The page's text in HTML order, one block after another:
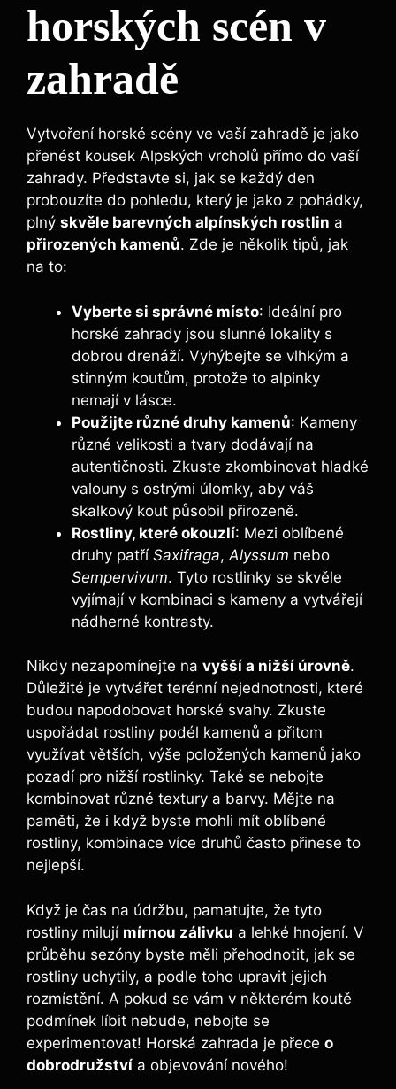
horských scén v
zahradě
Vytvoření horské scény ve vaší zahradě je jako
přenést kousek Alpských vrcholů přímo do vaší
zahrady. Představte si, jak se každý den
probouzíte do pohledu, který je jako z pohádky,
plný skvěle barevných alpínských rostlin a
přirozených kamenů. Zde je několik tipů, jak
na to:
Vyberte si správné místo: Ideální pro
horské zahrady jsou slunné lokality s
dobrou drenáží. Vyhýbejte se vlhkým a
stinným koutům, protože to alpinky
nemají v lásce.
Použijte různé druhy kamenů: Kameny
různé velikosti a tvary dodávají na
autentičnosti. Zkuste zkombinovat hladké
valouny s ostrými úlomky, aby váš
skalkový kout působil přirozeně.
Rostliny, které okouzlí: Mezi oblíbené
druhy patří Saxifraga, Alyssum nebo
Sempervivum. Tyto rostlinky se skvěle
vyjímají v kombinaci s kameny a vytvářejí
nádherné kontrasty.
Nikdy nezapomínejte na vyšší a nižší úrovně.
Důležité je vytvářet terénní nejednotnosti, které
budou napodobovat horské svahy. Zkuste
uspořádat rostliny podél kamenů a přitom
využívat větších, výše položených kamenů jako
pozadí pro nižší rostlinky. Také se nebojte
kombinovat různé textury a barvy. Mějte na
paměti, že i když byste mohli mít oblíbené
rostliny, kombinace více druhů často přinese to
nejlepší.
Když je čas na údržbu, pamatujte, že tyto
rostliny milují mírnou zálivku a lehké hnojení. V
průběhu sezóny byste měli přehodnotit, jak se
rostliny uchytily, a podle toho upravit jejich
rozmístění. A pokud se vám v některém koutě
podmínek líbit nebude, nebojte se
experimentovat! Horská zahrada je přece o
dobrodružství a objevování nového!